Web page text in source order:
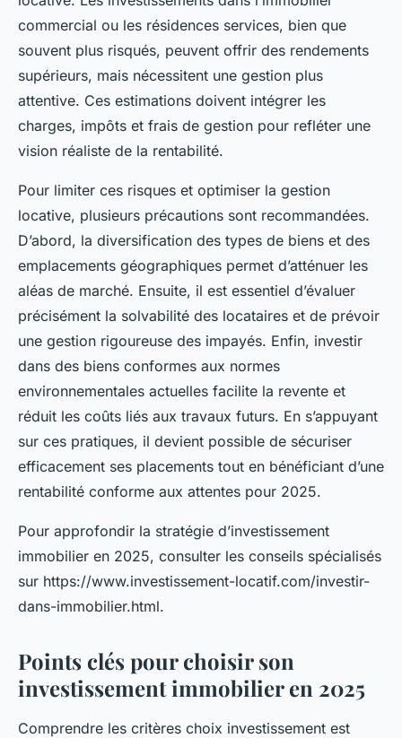
commercial ou les résidences services, bien que
souvent plus risqués, peuvent offrir des rendements
supérieurs, mais nécessitent une gestion plus
attentive. Ces estimations doivent intégrer les
charges, impôts et frais de gestion pour refléter une
vision réaliste de la rentabilité.
Pour limiter ces risques et optimiser la gestion
locative, plusieurs précautions sont recommandées.
D’abord, la diversification des types de biens et des
emplacements géographiques permet d’atténuer les
aléas de marché. Ensuite, il est essentiel d’évaluer
précisément la solvabilité des locataires et de prévoir
une gestion rigoureuse des impayés. Enfin, investir
dans des biens conformes aux normes
environnementales actuelles facilite la revente et
réduit les coûts liés aux travaux futurs. En s’appuyant
sur ces pratiques, il devient possible de sécuriser
efficacement ses placements tout en bénéficiant d’une
rentabilité conforme aux attentes pour 2025.
Pour approfondir la stratégie d’investissement
immobilier en 2025, consulter les conseils spécialisés
sur https://www.investissement-locatif.com/investir-
dans-immobilier.html.
Points clés pour choisir son
investissement immobilier en 2025
Comprendre les critères choix investissement est